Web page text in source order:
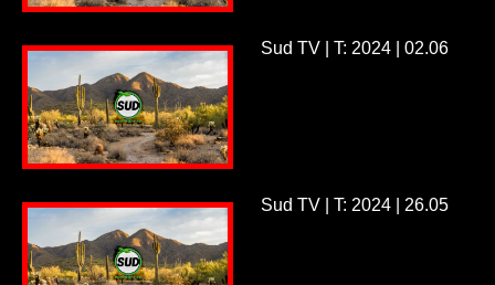
Sud TV | T: 2024 | 02.06
Sud TV | T: 2024 | 26.05